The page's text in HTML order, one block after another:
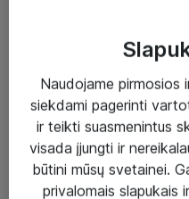
Sprendimai ir
Paslaugos
Sprendimai
Naudojame pirmosios
siekdami pagerinti
ir teikti suasmenintus
visada įjungti ir
būtini mūsų svetainei.
privalomais slapukais